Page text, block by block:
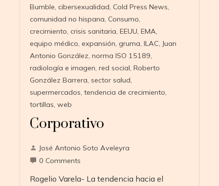
Bumble, cibersexualidad, Cold Press News,
comunidad no hispana, Consumo,
crecimiento, crisis sanitaria, EEUU, EMA,
equipo médico, expansión, gruma, ILAC, Juan
Antonio González, norma ISO 15189,
radiología e imagen, red social, Roberto
González Barrera, sector salud,
supermercados, tendencia de crecimiento,
tortillas, web
Corporativo
José Antonio Soto Aveleyra
0 Comments
Rogelio Varela- La tendencia hacia el